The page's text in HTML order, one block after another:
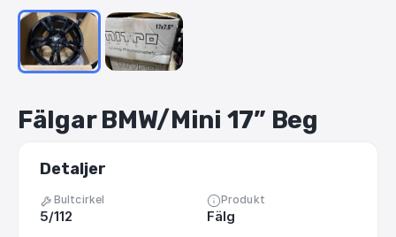
Fälgar BMW​/​Mini 17” Beg
Detaljer
Bultcirkel
5/112
Produkt
Fälg